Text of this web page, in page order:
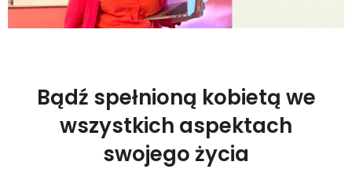
Bądź spełnioną kobietą we
wszystkich aspektach
swojego życia